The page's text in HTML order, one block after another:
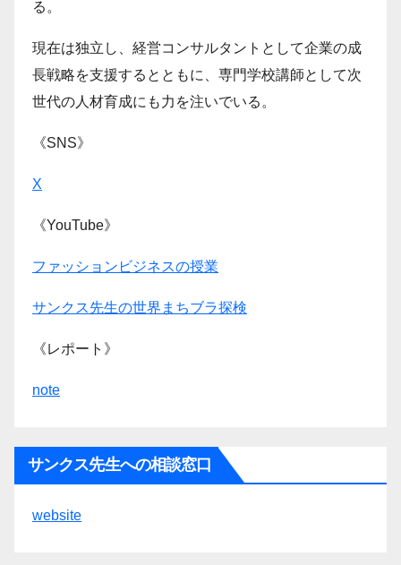
る。
現在は独立し、経営コンサルタントとして企業の成
長戦略を支援するとともに、専門学校講師として次
世代の人材育成にも力を注いでいる。
《SNS》
X
《YouTube》
ファッションビジネスの授業
サンクス先生の世界まちブラ探検
《レポート》
note
サンクス先生への相談窓口
website